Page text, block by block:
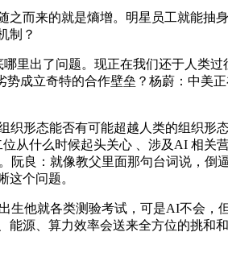
来的就是熵增。明星员工就能抽
制？
出了问题。现正在我们还于人类过
成立奇特的合作壁垒？杨蔚：中美
态能否有可能超越人类的组织形
从什么时候起头关心 、涉及AI 相关
良：就像教父里面那句台词说，
这个问题。
就各类测验考试，可是AI不会，
源、算力效率会送来全方位的挑和